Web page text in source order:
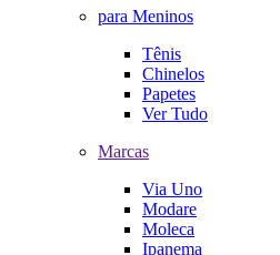
para Meninos
Tênis
Chinelos
Papetes
Ver Tudo
Marcas
Via Uno
Modare
Moleca
Ipanema